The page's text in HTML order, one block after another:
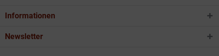
Informationen
Newsletter